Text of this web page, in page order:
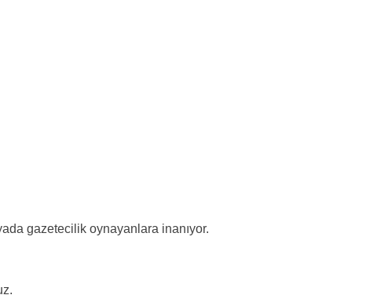
gazetecilik oynayanlara inanıyor.